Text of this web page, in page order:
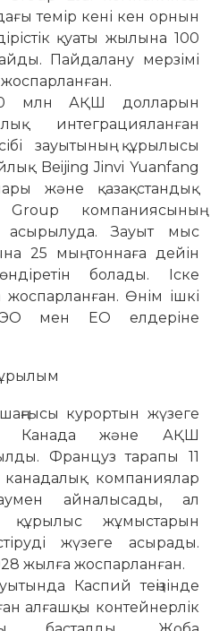
темір кені кен орнын
қуаты жылына 100
Пайдалану мерзімі
млн АҚШ долларын
интеграцияланған
зауытының құрылысы
Beijing Jinvi Yuanfang
және қазақстандық
компаниясының
асырылуда. Зауыт мыс
25 мың тоннаға дейін
болады. Іске
Өнім ішкі
мен ЕО елдеріне
курортын жүзеге
Канада және АҚШ
Француз тарапы 11
компаниялар
айналысады, ал
құрылыс жұмыстарын
жүзеге асырады.
жылға жоспарланған.
Каспий теңізінде
алғашқы контейнерлік